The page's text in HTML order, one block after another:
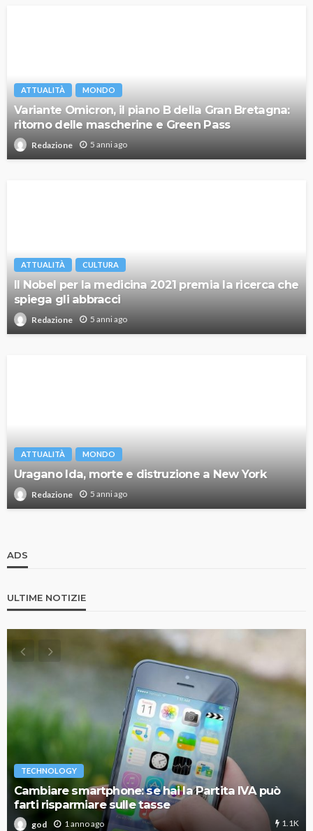
ATTUALITÀ MONDO
Variante Omicron, il piano B della Gran Bretagna:
ritorno delle mascherine e Green Pass
Redazione 5 anni ago
ATTUALITÀ CULTURA
Il Nobel per la medicina 2021 premia la ricerca che
spiega gli abbracci
Redazione 5 anni ago
ATTUALITÀ MONDO
Uragano Ida, morte e distruzione a New York
Redazione 5 anni ago
ADS
ULTIME NOTIZIE
TECHNOLOGY
Cambiare smartphone: se hai la Partita IVA può
farti risparmiare sulle tasse
god 1 anno ago 1.1K